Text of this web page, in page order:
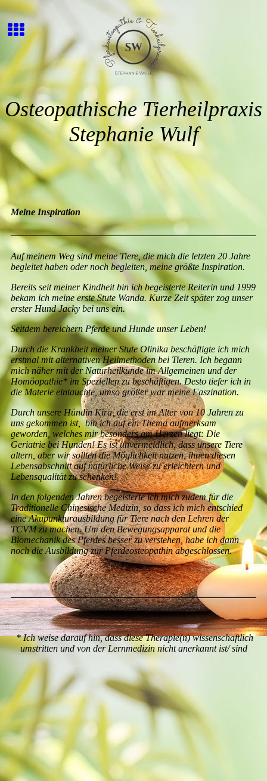
Osteopathische Tierheilpraxis
Stephanie Wulf
Meine Inspiration
Auf meinem Weg sind meine Tiere, die mich die letzten 20 Jahre
begleitet haben oder noch begleiten, meine größte Inspiration.
Bereits seit meiner Kindheit bin ich begeisterte Reiterin und 1999
bekam ich meine erste Stute Wanda. Kurze Zeit später zog unser
erster Hund Jacky bei uns ein.
Seitdem bereichern Pferde und Hunde unser Leben!
Durch die Krankheit meiner Stute Olinika beschäftigte ich mich
erstmal mit alternativen Heilmethoden bei Tieren. Ich begann
mich näher mit der Naturheilkunde im Allgemeinen und der
Homöopathie* im Speziellen zu beschäftigen. Desto tiefer ich in
die Materie eintauchte, umso größer war meine Faszination.
Durch unsere Hündin Kira, die erst im Alter von 10 Jahren zu
uns gekommen ist, bin ich auf ein Thema aufmerksam
geworden, welches mir besonders am Herzen liegt: Die
Geriatrie bei Hunden! Es ist unvermeidlich, dass unsere Tiere
altern, aber wir sollten die Möglichkeit nutzen, ihnen diesen
Lebensabschnitt auf natürliche Weise zu erleichtern und
Lebensqualität zu schenken!
In den folgenden Jahren begeisterte ich mich zudem für die
Traditionelle Chinesische Medizin, so dass ich mich entschied
eine Akupunkturausbildung für Tiere nach den Lehren der
TCVM zu machen. Um den Bewegungsapparat und die
Biomechanik des Pferdes besser zu verstehen, habe ich dann
noch die Ausbildung zur Pferdeosteopathin abgeschlossen.
* Ich weise darauf hin, dass diese Therapie(n) wissenschaftlich
umstritten und von der Lernmedizin nicht anerkannt ist/ sind